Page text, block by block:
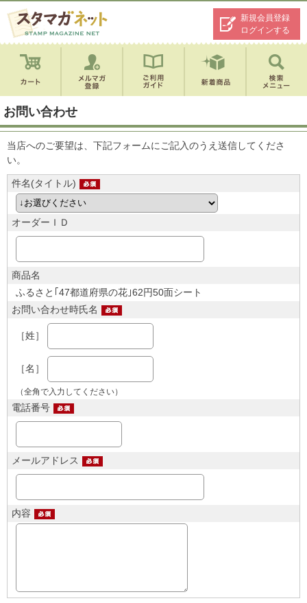
新規会員登録
ログインする
お問い合わせ
当店へのご要望は、下記フォームにご記入のうえ送信してくださ
い。
件名(タイトル)
オーダーＩＤ
商品名
ふるさと｢47都道府県の花｣62円50面シート
お問い合わせ時氏名
［姓］
［名］
（全角で入力してください）
電話番号
メールアドレス
内容